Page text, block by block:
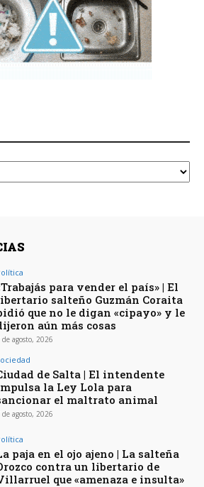
para vender el país» | El
salteño Guzmán Coraita
que no le digan «cipayo» y le
aún más cosas
de agosto, 2026
de Salta | El intendente
la Ley Lola para
el maltrato animal
de agosto, 2026
paja en el ojo ajeno | La salteña
contra un libertario de
que «amenaza e insulta»